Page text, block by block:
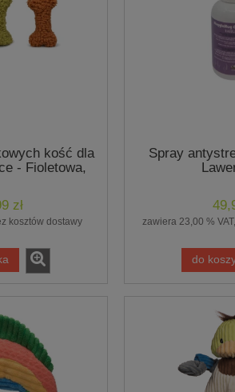
250 ml
Spray ułatwiający
Ice on Ice Ultra 390ml -
139,99 zł
kość dla
- Fioletowa,
zł
kosztów dostawy
Spray
zawiera 23,00 %
do